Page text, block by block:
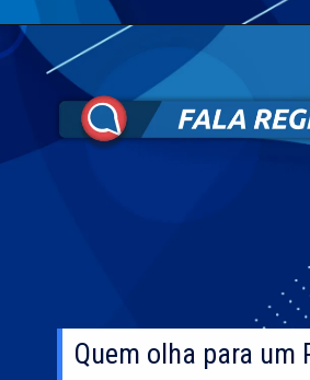
Quem olha para um
Quem olha para um